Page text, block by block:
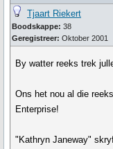
Tjaart Riekert
Boodskappe: 38
Geregistreer: Oktober 2001
By watter reeks trek
Ons het nou al die
Enterprise!
"Kathryn Janeway"